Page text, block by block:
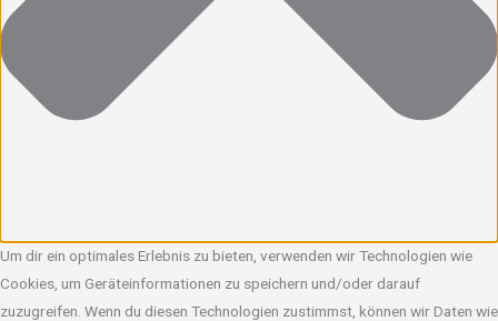
Um dir ein optimales Erlebnis zu bieten, verwenden wir Technologien wie
Cookies, um Geräteinformationen zu speichern und/oder darauf
zuzugreifen. Wenn du diesen Technologien zustimmst, können wir Daten wie